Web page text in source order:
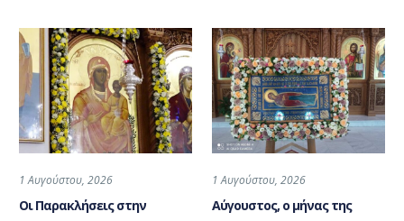
1 Αυγούστου, 2026
Οι Παρακλήσεις στην
1 Αυγούστου, 2026
Αύγουστος, ο μήνας της